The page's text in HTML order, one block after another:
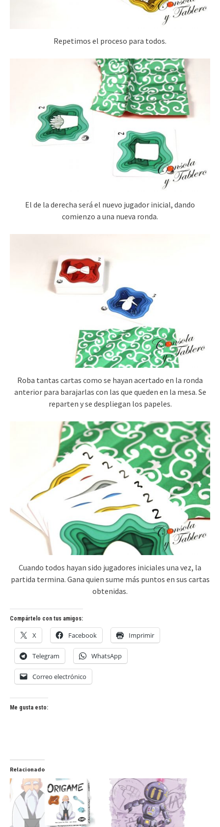
Repetimos el proceso para todos.
El de la derecha será el nuevo jugador inicial, dando
comienzo a una nueva ronda.
Roba tantas cartas como se hayan acertado en la ronda
anterior para barajarlas con las que queden en la mesa. Se
reparten y se despliegan los papeles.
Cuando todos hayan sido jugadores iniciales una vez, la
partida termina. Gana quien sume más puntos en sus cartas
obtenidas.
Compártelo con tus amigos:
X Facebook Imprimir
Telegram WhatsApp
Correo electrónico
Me gusta esto:
Relacionado